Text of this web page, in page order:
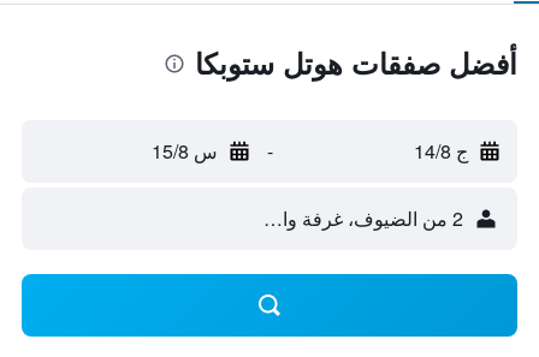
أفضل صفقات هوتل ستوبكا
ج 14/8 - س 15/8
2 من الضيوف، غرفة واحدة